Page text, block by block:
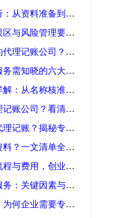
资料准备到费用
风险管理要点解
记账公司？专业
知晓的六大注意
从名称核准到税
公司？看清这五
账？揭秘专业财
一文清单全搞定
费用，创业者必
关键因素与实用
企业需要专业记